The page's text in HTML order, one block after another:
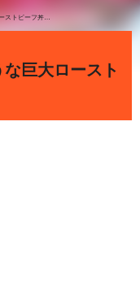
【MEGWIN TV】バズりそうな巨大ローストビーフ丼を完食せよ！！
な巨大ロースト